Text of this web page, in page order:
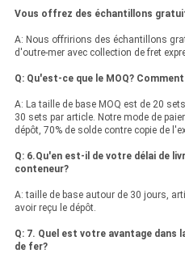
Vous offrez des échantillons
A: Nous offririons des échantillons
d'outre-mer avec collection de fret
Q: Qu'est-ce que le MOQ?
A: La taille de base MOQ est de 20
30 sets par article. Notre mode de
dépôt, 70% de solde contre copie de
Q: 6.Qu'en est-il de votre délai de
conteneur?
A: taille de base autour de 30 jours,
avoir reçu le dépôt.
Q: 7. Quel est votre avantage dans
de fer?